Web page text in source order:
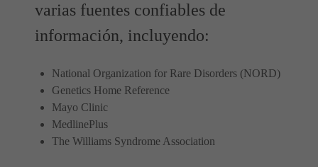
varias fuentes confiables de
información, incluyendo:
National Organization for Rare Disorders (NORD)
Genetics Home Reference
Mayo Clinic
MedlinePlus
The Williams Syndrome Association